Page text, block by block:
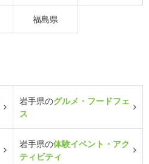
福島県
岩手県のグルメ・フードフェ
ス
岩手県の体験イベント・アク
ティビティ